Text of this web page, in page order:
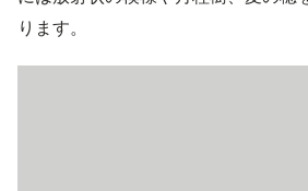
ります。